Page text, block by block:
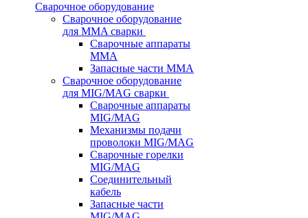
Сварочное оборудование
Сварочное оборудование
для MMA сварки
Сварочные аппараты
MMA
Запасные части MMA
Сварочное оборудование
для MIG/MAG сварки
Сварочные аппараты
MIG/MAG
Механизмы подачи
проволоки MIG/MAG
Сварочные горелки
MIG/MAG
Соединительный
кабель
Запасные части